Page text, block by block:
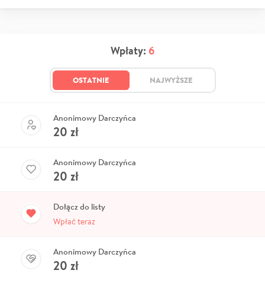
Wpłaty: 6
OSTATNIE NAJWYŻSZE
Anonimowy Darczyńca
20 zł
Anonimowy Darczyńca
20 zł
Dołącz do listy
Wpłać teraz
Anonimowy Darczyńca
20 zł